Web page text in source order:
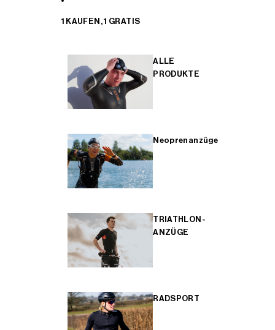
1 KAUFEN, 1 GRATIS
ALLE
PRODUKTE
Neoprenanzüge
TRIATHLON-
ANZÜGE
RADSPORT